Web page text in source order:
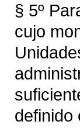
§ 5º
cujo
definido